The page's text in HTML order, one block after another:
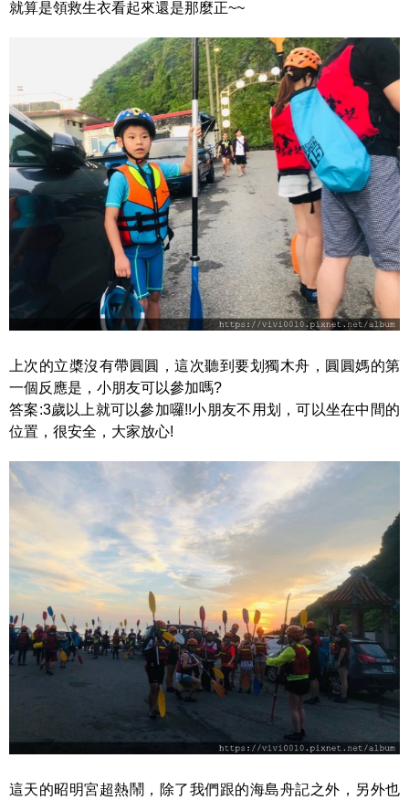
就算是領救生衣看起來還是那麼正~~
上次的立槳沒有帶圓圓，這次聽到要划獨木舟，圓圓媽的第
一個反應是，小朋友可以參加嗎?
答案:3歲以上就可以參加囉!!小朋友不用划，可以坐在中間的
位置，很安全，大家放心!
這天的昭明宮超熱鬧，除了我們跟的海島舟記之外，另外也